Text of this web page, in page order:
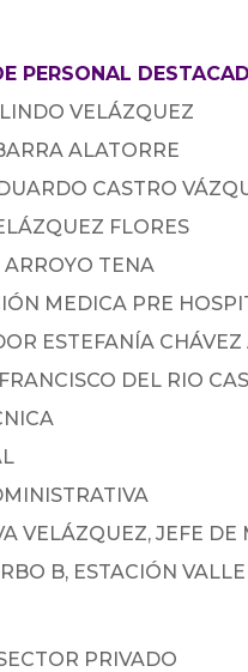
PERSONAL
VELÁZQUEZ
ALATORRE
CASTRO
FLORES
TENA
MEDICA PRE
ESTEFANÍA CHÁVEZ
DEL RIO
VELÁZQUEZ, JEFE DE
B, ESTACIÓN
PRIVADO